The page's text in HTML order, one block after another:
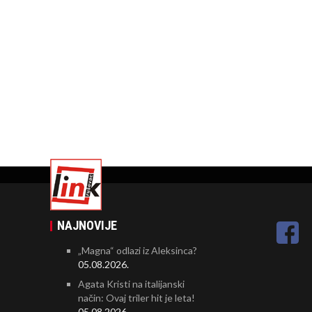
NAJNOVIJE
„Magna“ odlazi iz Aleksinca?
05.08.2026.
Agata Kristi na italijanski
način: Ovaj triler hit je leta!